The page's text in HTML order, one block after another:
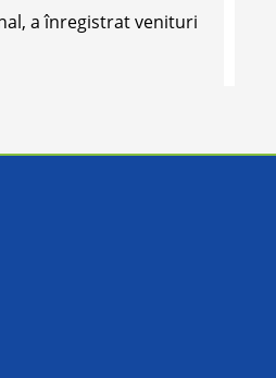
a înregistrat venituri